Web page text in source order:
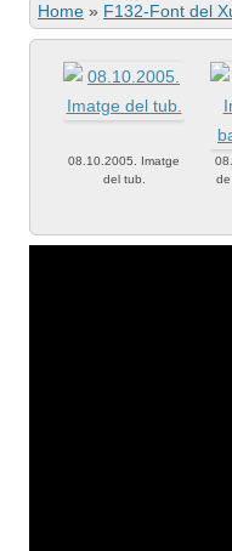
Home » F132-Font del
08.10.2005. Imatge
del tub.
de